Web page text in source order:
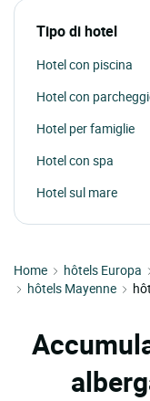
Tipo di hotel
Hotel con piscina
Hotel con
Hotel per famiglie
Hotel con spa
Hotel sul mare
Home hôtels Europa
hôtels Mayenne